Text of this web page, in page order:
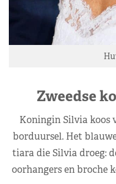
Zweedse
Koningin Silvia koos
borduursel. Het
tiara die Silvia droeg:
oorhangers en broche